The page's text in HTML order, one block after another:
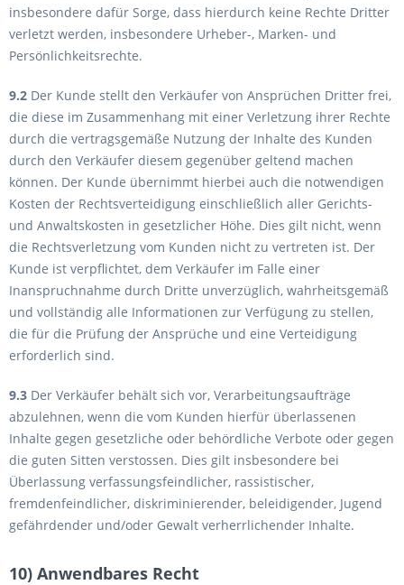
insbesondere dafür Sorge, dass hierdurch keine Rechte Dritter
verletzt werden, insbesondere Urheber-, Marken- und
Persönlichkeitsrechte.
9.2 Der Kunde stellt den Verkäufer von Ansprüchen Dritter frei,
die diese im Zusammenhang mit einer Verletzung ihrer Rechte
durch die vertragsgemäße Nutzung der Inhalte des Kunden
durch den Verkäufer diesem gegenüber geltend machen
können. Der Kunde übernimmt hierbei auch die notwendigen
Kosten der Rechtsverteidigung einschließlich aller Gerichts-
und Anwaltskosten in gesetzlicher Höhe. Dies gilt nicht, wenn
die Rechtsverletzung vom Kunden nicht zu vertreten ist. Der
Kunde ist verpflichtet, dem Verkäufer im Falle einer
Inanspruchnahme durch Dritte unverzüglich, wahrheitsgemäß
und vollständig alle Informationen zur Verfügung zu stellen,
die für die Prüfung der Ansprüche und eine Verteidigung
erforderlich sind.
9.3 Der Verkäufer behält sich vor, Verarbeitungsaufträge
abzulehnen, wenn die vom Kunden hierfür überlassenen
Inhalte gegen gesetzliche oder behördliche Verbote oder gegen
die guten Sitten verstossen. Dies gilt insbesondere bei
Überlassung verfassungsfeindlicher, rassistischer,
fremdenfeindlicher, diskriminierender, beleidigender, Jugend
gefährdender und/oder Gewalt verherrlichender Inhalte.
10) Anwendbares Recht